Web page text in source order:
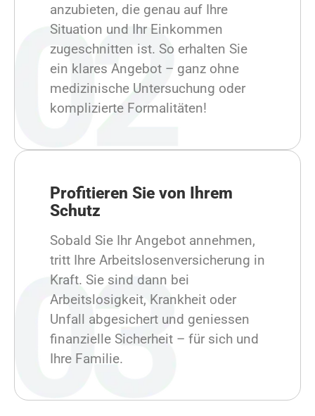
anzubieten, die genau auf Ihre
Situation und Ihr Einkommen
zugeschnitten ist. So erhalten Sie
ein klares Angebot – ganz ohne
medizinische Untersuchung oder
komplizierte Formalitäten!
Profitieren Sie von Ihrem
Schutz
Sobald Sie Ihr Angebot annehmen,
tritt Ihre Arbeitslosenversicherung in
Kraft. Sie sind dann bei
Arbeitslosigkeit, Krankheit oder
Unfall abgesichert und geniessen
finanzielle Sicherheit – für sich und
Ihre Familie.